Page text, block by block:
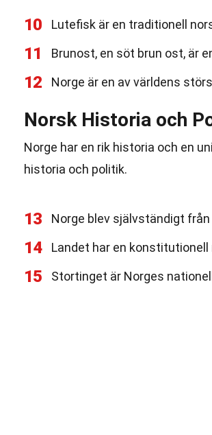
10 Lutefisk är en traditionell
11 Brunost, en söt brun ost, är
12 Norge är en av världens
Norsk Historia och
Norge har en rik historia och en
historia och politik.
13 Norge blev självständigt från
14 Landet har en konstitutionell
15 Stortinget är Norges